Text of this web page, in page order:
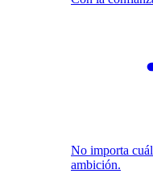
No importa
ambición.